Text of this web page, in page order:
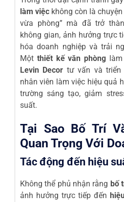
làm việc không còn là
vừa phòng” mà đã trở
không gian, ảnh hưởng trực
hóa doanh nghiệp và trải
Một thiết kế văn phòng
Levin Decor tư vấn và triển
nhân viên làm việc hiệu quả
trường sáng tạo, giảm
suất.
Tại Sao Bố Trí
Quan Trọng Với
Tác động đến hiệu
Không thể phủ nhận rằng bố
ảnh hưởng trực tiếp đến